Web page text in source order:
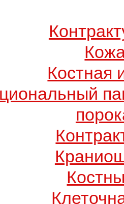
Костная